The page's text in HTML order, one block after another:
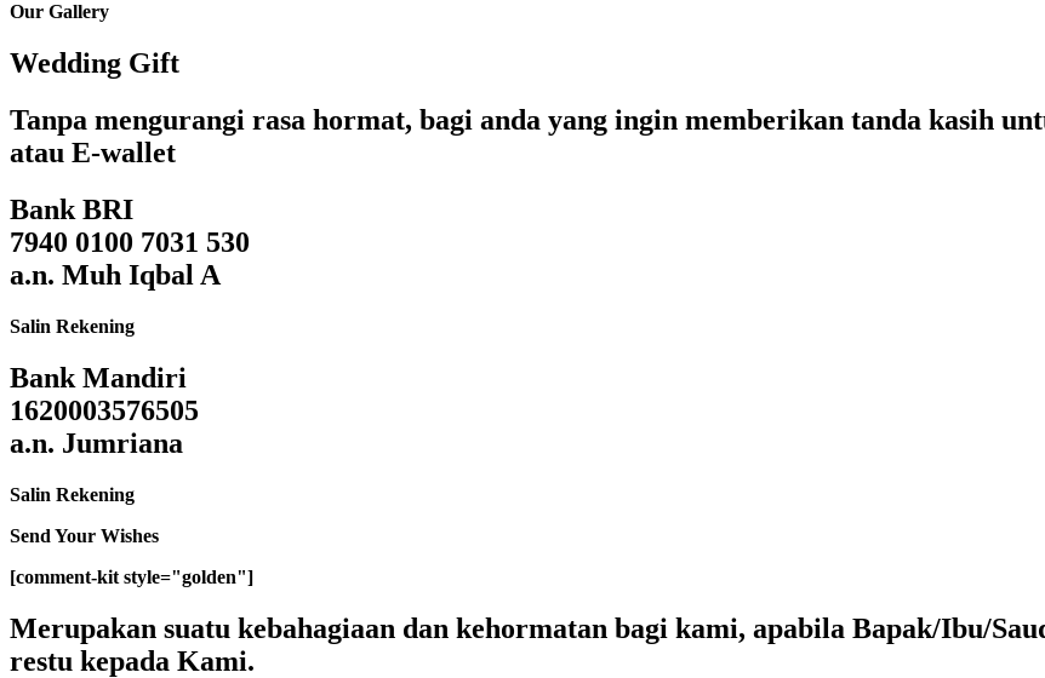
Our Gallery
Wedding Gift
Tanpa mengurangi rasa hormat, bagi anda yang ingin memberikan tanda kasih
atau E-wallet
Bank BRI
7940 0100 7031 530
a.n. Muh Iqbal A
Salin Rekening
Bank Mandiri
1620003576505
a.n. Jumriana
Salin Rekening
Send Your Wishes
[comment-kit style="golden"]
Merupakan suatu kebahagiaan dan kehormatan bagi kami, apabila Bapak/Ibu/
restu kepada Kami.